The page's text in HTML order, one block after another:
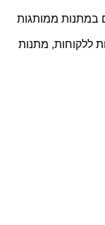
במתנות ממותגות
ללקוחות, מתנות